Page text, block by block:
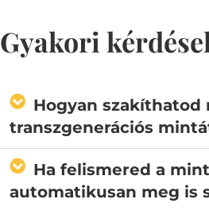
Gyakori
Hogyan szakíthatod
transzgenerációs
Ha felismered a
automatikusan meg is